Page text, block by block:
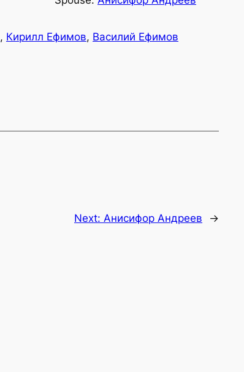
, Кирилл Ефимов, Василий Ефимов
Next: Анисифор Андреев →